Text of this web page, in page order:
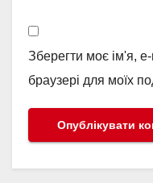
Зберегти моє ім'я,
браузері для моїх